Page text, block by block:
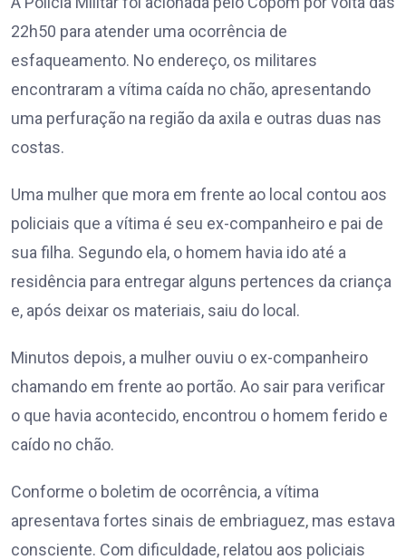
22h50 para atender uma ocorrência de
esfaqueamento. No endereço, os militares
encontraram a vítima caída no chão, apresentando
uma perfuração na região da axila e outras duas nas
costas.
Uma mulher que mora em frente ao local contou aos
policiais que a vítima é seu ex-companheiro e pai de
sua filha. Segundo ela, o homem havia ido até a
residência para entregar alguns pertences da criança
e, após deixar os materiais, saiu do local.
Minutos depois, a mulher ouviu o ex-companheiro
chamando em frente ao portão. Ao sair para verificar
o que havia acontecido, encontrou o homem ferido e
caído no chão.
Conforme o boletim de ocorrência, a vítima
apresentava fortes sinais de embriaguez, mas estava
consciente. Com dificuldade, relatou aos policiais